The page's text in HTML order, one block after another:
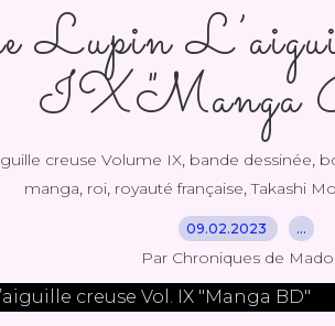
Lupin
IX
creuse Volume IX, bande dessinée,
manga, roi, royauté française,Takashi
09.02.2023 …
Par Chroniques de